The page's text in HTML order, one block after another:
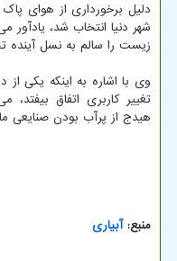
دلیل برخورداری از هوای
شهر دنیا انتخاب شد،
زیست را سالم به نسل آینده
وی با اشاره به اینکه یکی
تغییر کاربری اتفاق
هیدج از پرآب بودن صنایعی
منبع:آبیاری